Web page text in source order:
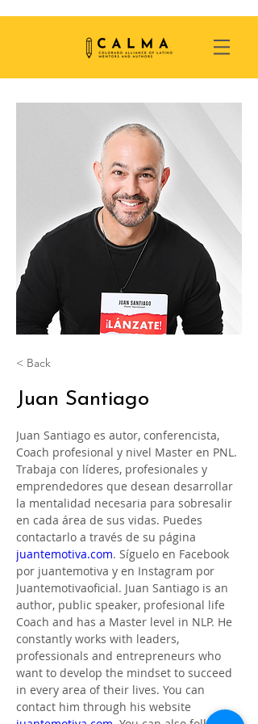
< Back
Juan Santiago
Juan Santiago es autor, conferencista,
Coach profesional y nivel Master en PNL.
Trabaja con líderes, profesionales y
emprendedores que desean desarrollar
la mentalidad necesaria para sobresalir
en cada área de sus vidas. Puedes
contactarlo a través de su página
juantemotiva.com. Síguelo en Facebook
por juantemotiva y en Instagram por
Juantemotivaoficial. Juan Santiago is an
author, public speaker, profesional life
Coach and has a Master level in NLP. He
constantly works with leaders,
professionals and entrepreneurs who
want to develop the mindset to succeed
in every area of their lives. You can
contact him through his website